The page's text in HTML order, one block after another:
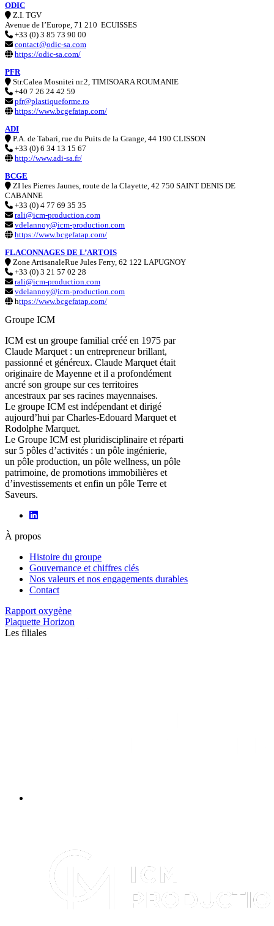
ODIC
Z.I. TGV
Avenue de l’Europe, 71 210 ECUISSES
+33 (0) 3 85 73 90 00
contact@odic-sa.com
https://odic-sa.com/
PFR
Str.Calea Mosnitei nr.2, TIMISOARA ROUMANIE
+40 7 26 24 42 59
pfr@plastiqueforme.ro
https://www.bcgefatap.com/
ADI
P.A. de Tabari, rue du Puits de la Grange, 44 190 CLISSON
+33 (0) 6 34 13 15 67
http://www.adi-sa.fr/
BCGE
ZI les Pierres Jaunes, route de la Clayette, 42 750 SAINT DENIS DE
CABANNE
+33 (0) 4 77 69 35 35
rali@icm-production.com
vdelannoy@icm-production.com
https://www.bcgefatap.com/
FLACONNAGES DE L’ARTOIS
Zone ArtisanaleRue Jules Ferry, 62 122 LAPUGNOY
+33 (0) 3 21 57 02 28
rali@icm-production.com
vdelannoy@icm-production.com
https://www.bcgefatap.com/
Groupe ICM
ICM est un groupe familial créé en 1975 par
Claude Marquet : un entrepreneur brillant,
passionné et généreux. Claude Marquet était
originaire de Mayenne et il a profondément
ancré son groupe sur ces territoires
ancestraux par ses racines mayennaises.
Le groupe ICM est indépendant et dirigé
aujourd’hui par Charles-Edouard Marquet et
Rodolphe Marquet.
Le Groupe ICM est pluridisciplinaire et réparti
sur 5 pôles d’activités : un pôle ingénierie,
un pôle production, un pôle wellness, un pôle
patrimoine, de promotions immobilières et
d’investissements et enfin un pôle Terre et
Saveurs.
À propos
Histoire du groupe
Gouvernance et chiffres clés
Nos valeurs et nos engagements durables
Contact
Rapport oxygène
Plaquette Horizon
Les filiales